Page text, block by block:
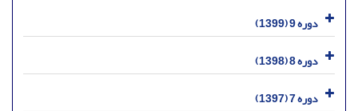
دوره 9 (1399)
دوره 8 (1398)
دوره 7 (1397)